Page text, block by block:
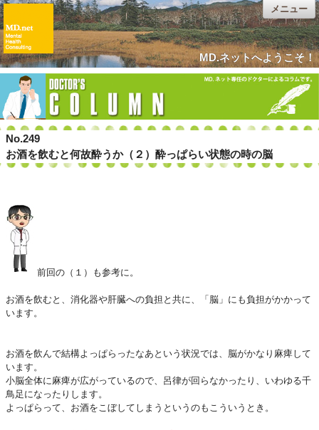
MD.ネットへようこそ！
メニュー
No.249
お酒を飲むと何故酔うか（２）酔っぱらい状態の時の脳
前回の（１）も参考に。
お酒を飲むと、消化器や肝臓への負担と共に、「脳」にも負担がかかって
います。
お酒を飲んで結構よっぱらったなあという状況では、脳がかなり麻痺して
います。
小脳全体に麻痺が広がっているので、呂律が回らなかったり、いわゆる千
鳥足になったりします。
よっぱらって、お酒をこぼしてしまうというのもこういうとき。